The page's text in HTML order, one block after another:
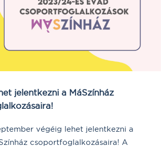
jelentkezni a MáSzínház
végéig lehet jelentkezni a
csoportfoglalkozásaira! A